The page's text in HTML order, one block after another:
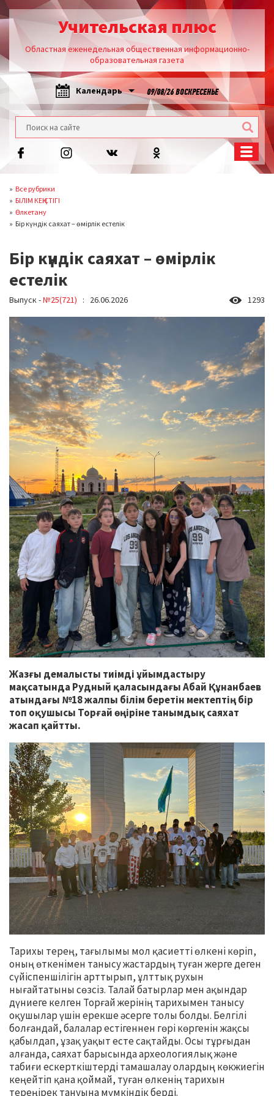
Учительская плюс
Областная еженедельная общественная информационно-
образовательная газета
Календарь 09/08/26 ВОСКРЕСЕНЬЕ
Все рубрики
БІЛІМ КЕҢІСТІГІ
Өлкетану
Бір күндік саяхат – өмірлік естелік
Бір күндік саяхат – өмірлік
естелік
Выпуск -№25(721) : 26.06.2026 1293
Жазғы демалысты тиімді ұйымдастыру
мақсатында Рудный қаласындағы Абай Құнанбаев
атындағы №18 жалпы білім беретін мектептің бір
топ оқушысы Торғай өңіріне танымдық саяхат
жасап қайтты.
Тарихы терең, тағылымы мол қасиетті өлкені көріп,
оның өткенімен танысу жастардың туған жерге деген
сүйіспеншілігін арттырып, ұлттық рухын
нығайтатыны сөзсіз. Талай батырлар мен ақындар
дүниеге келген Торғай жерінің тарихымен танысу
оқушылар үшін ерекше әсерге толы болды. Белгілі
болғандай, балалар естігеннен гөрі көргенін жақсы
қабылдап, ұзақ уақыт есте сақтайды. Осы тұрғыдан
алғанда, саяхат барысында археологиялық және
табиғи ескерткіштерді тамашалау олардың көкжиегін
кеңейтіп қана қоймай, туған өлкенің тарихын
тереңірек тануына мүмкіндік берді.